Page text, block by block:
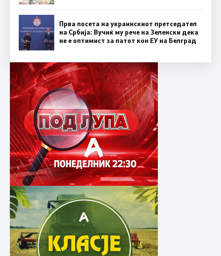
Прва посета на украинскиот претседател
на Србија: Вучиќ му рече на Зеленски дека
не е оптимист за патот кон ЕУ на Белград